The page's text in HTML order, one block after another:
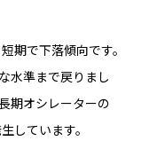
期で下落傾向です。
水準まで戻りまし
期オシレーターの
しています。